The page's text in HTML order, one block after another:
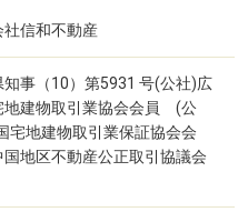
社信和不動産
知事（10）第5931 号(公社)広
地建物取引業協会会員 (公
宅地建物取引業保証協会会
地区不動産公正取引協議会